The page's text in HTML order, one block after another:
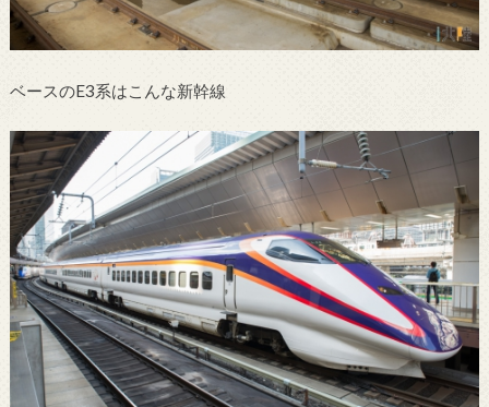
ベースのE3系はこんな新幹線